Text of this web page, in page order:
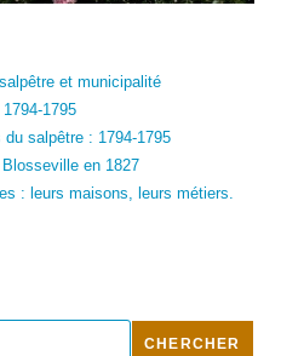
et municipalité
1795
salpêtre : 1794-1795
en 1827
: leurs maisons, leurs métiers.
CHERCHER